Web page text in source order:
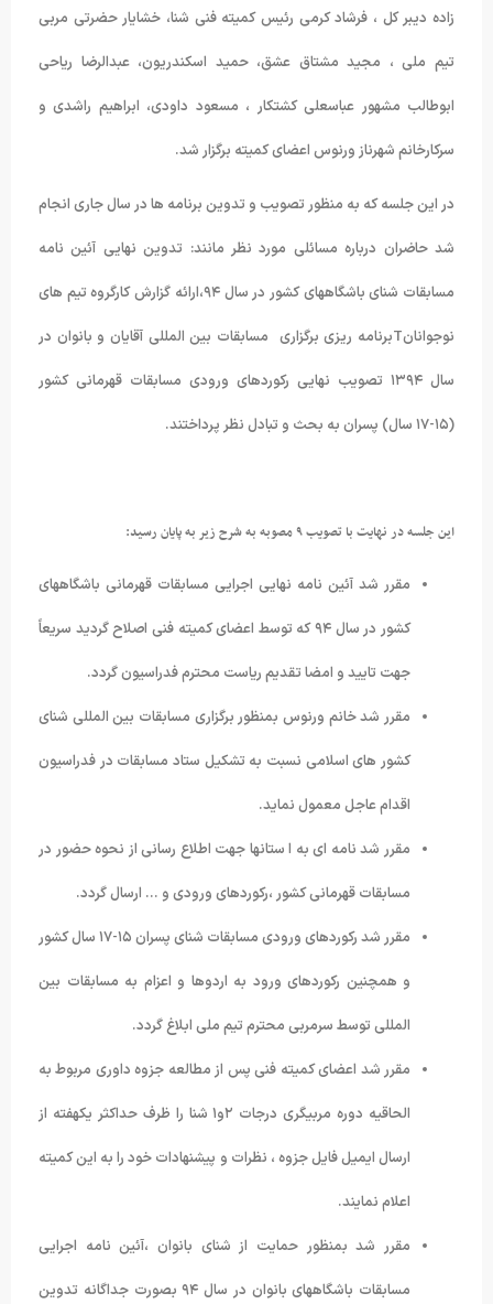
زاده دیبر کل ، فرشاد کرمی رئیس کمیته فنی شنا، خشایار حضرتی مربی
تیم ملی ، مجید مشتاق عشق، حمید اسکندریون، عبدالرضا ریاحی
ابوطالب مشهور عباسعلی کشتکار ، مسعود داودی، ابراهیم راشدی و
سرکارخانم شهرناز ورنوس اعضای کمیته برگزار شد.
در این جلسه که به منظور تصویب و تدوین برنامه ها در سال جاری انجام
شد حاضران درباره مسائلی مورد نظر مانند: تدوین نهایی آئین نامه
مسابقات شنای باشگاههای کشور در سال ۹۴،ارائه گزارش کارگروه تیم های
نوجوانانTبرنامه ریزی برگزاری مسابقات بین المللی آقایان و بانوان در
سال ۱۳۹۴ تصویب نهایی رکوردهای ورودی مسابقات قهرمانی کشور
این جلسه در نهایت با تصویب ۹ مصوبه به شرح زیر به پایان رسید:
مقرر شد آئین نامه نهایی اجرایی مسابقات قهرمانی باشگاههای
کشور در سال ۹۴ که توسط اعضای کمیته فنی اصلاح گردید سریعاً
جهت تایید و امضا تقدیم ریاست محترم فدراسیون گردد.
مقرر شد خانم ورنوس بمنظور برگزاری مسابقات بین المللی شنای
کشور های اسلامی نسبت به تشکیل ستاد مسابقات در فدراسیون
اقدام عاجل معمول نماید.
مقرر شد نامه ای به ا ستانها جهت اطلاع رسانی از نحوه حضور در
مسابقات قهرمانی کشور ،رکوردهای ورودی و … ارسال گردد.
مقرر شد رکوردهای ورودی مسابقات شنای پسران ۱۵-۱۷ سال کشور
و همچنین رکوردهای ورود به اردوها و اعزام به مسابقات بین
المللی توسط سرمربی محترم تیم ملی ابلاغ گردد.
مقرر شد اعضای کمیته فنی پس از مطالعه جزوه داوری مربوط به
الحاقیه دوره مربیگری درجات ۲و۱ شنا را ظرف حداکثر یکهفته از
ارسال ایمیل فایل جزوه ، نظرات و پیشنهادات خود را به این کمیته
اعلام نمایند.
مقرر شد بمنظور حمایت از شنای بانوان ،آئین نامه اجرایی
مسابقات باشگاههای بانوان در سال ۹۴ بصورت جداگانه تدوین